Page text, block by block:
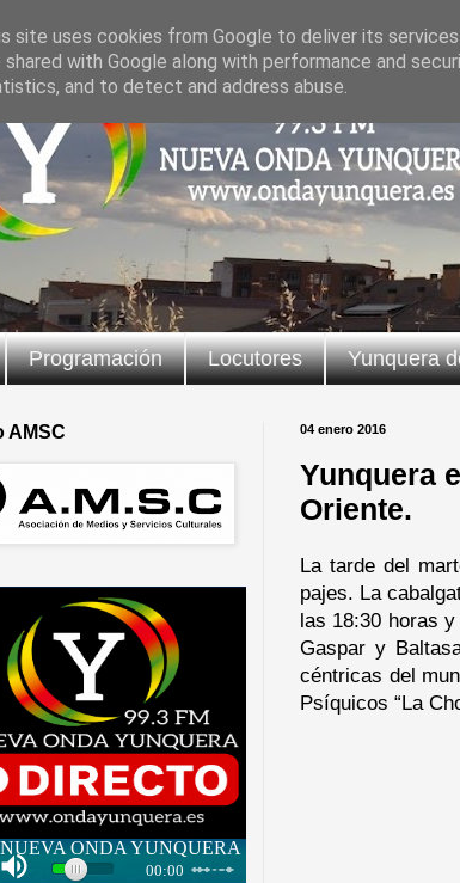
Programación Locutores Yunquera
04 enero 2016
Yunquera
Oriente.
La tarde del
pajes. La
las 18:30 horas
Gaspar y
céntricas del
Psíquicos “La
AMSC
site uses cookies from Google to deliver its
shared with Google along with performance and
and to detect and address abuse.